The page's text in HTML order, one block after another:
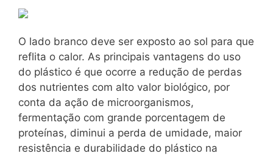
O lado branco deve ser exposto ao sol para que
reflita o calor. As principais vantagens do uso
do plástico é que ocorre a redução de perdas
dos nutrientes com alto valor biológico, por
conta da ação de microorganismos,
fermentação com grande porcentagem de
proteínas, diminui a perda de umidade, maior
resistência e durabilidade do plástico na